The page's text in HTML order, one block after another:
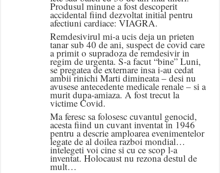
Produsul minune a fost descoperit
accidental fiind dezvoltat initial pentru
afectiuni cardiace: VIAGRA.
Remdesivirul mi-a ucis deja un prieten
tanar sub 40 de ani, suspect de covid care
a primit o supradoza de remdesivir in
regim de urgenta. S-a facut “bine” Luni,
se pregatea de externare insa i-au cedat
ambii rinichi Marti dimineata – desi nu
avusese antecedente medicale renale – si a
murit dupa-amiaza. A fost trecut la
victime Covid.
Ma feresc sa folosesc cuvantul genocid,
acesta fiind un cuvant inventat in 1946
pentru a descrie amploarea evenimentelor
legate de al doilea razboi mondial…
intelegeti voi cine si cu ce scop l-a
inventat. Holocaust nu rezona destul de
mult…